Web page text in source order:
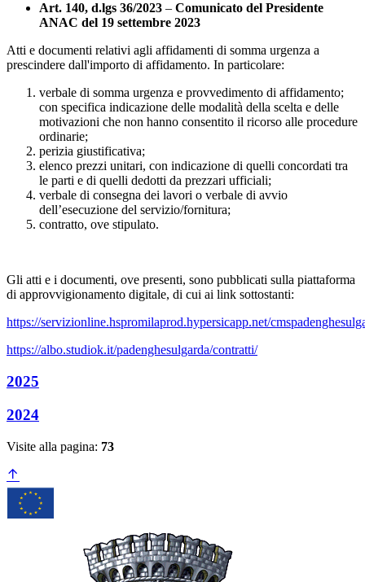
Art. 140, d.lgs 36/2023 – Comunicato del Presidente
ANAC del 19 settembre 2023
Atti e documenti relativi agli affidamenti di somma urgenza a
prescindere dall'importo di affidamento. In particolare:
verbale di somma urgenza e provvedimento di affidamento;
con specifica indicazione delle modalità della scelta e delle
motivazioni che non hanno consentito il ricorso alle procedure
ordinarie;
perizia giustificativa;
elenco prezzi unitari, con indicazione di quelli concordati tra
le parti e di quelli dedotti da prezzari ufficiali;
verbale di consegna dei lavori o verbale di avvio
dell’esecuzione del servizio/fornitura;
contratto, ove stipulato.
Gli atti e i documenti, ove presenti, sono pubblicati sulla piattaforma
di approvvigionamento digitale, di cui ai link sottostanti:
https://servizionline.hspromilaprod.hypersicapp.net/
https://albo.studiok.it/padenghesulgarda/contratti/
2025
2024
Visite alla pagina: 73